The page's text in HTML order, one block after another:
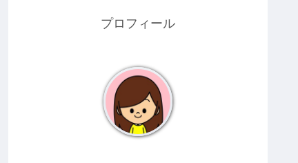
プロフィール